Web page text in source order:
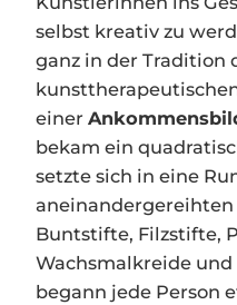
selbst kreativ zu
ganz in der Tradition
einer
bekam ein
setzte sich in eine
aneinandergereihten
Buntstifte, Filzstifte,
Wachsmalkreide
begann jede Person